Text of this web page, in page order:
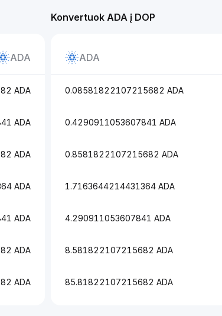
Konvertuok ADA į DOP
ADA
0.08581822107215682 ADA
0.4290911053607841 ADA
0.8581822107215682 ADA
1.7163644214431364 ADA
4.290911053607841 ADA
8.581822107215682 ADA
85.81822107215682 ADA
ADA
ADA
ADA
ADA
ADA
ADA
ADA
ADA